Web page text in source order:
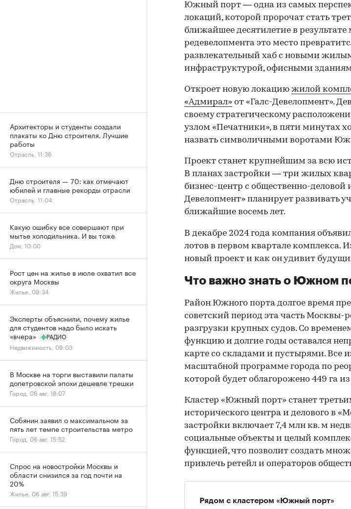
Южный порт — одна из самых
локаций, которой пророчат стать
ближайшее десятилетие в результате
редевелопмента это место
развлекательный хаб с новыми
инфраструктурой, офисными
Откроет новую локацию жилой
«Адмирал» от «Галс-Девелопмент».
своему стратегическому
узлом «Печатники», в пяти минутах
назвать символичными воротами
Проект станет крупнейшим за всю
В планах застройки — три жилых
бизнес-центр с общественно-деловой
Девелопмент» планирует развивать
ближайшие восемь лет.
00:00 / 00:00
В декабре 2024 года компания
лотов в первом квартале комплекса.
новый проект и как он удивит
Что важно знать о Южном
Район Южного порта долгое время
советский период эта часть Москвы-
разгрузки крупных судов. Со
функцию и долгие годы оставался
карте со складами и пустырями. Все
масштабной программе города по
которой будет облагорожено 449 га
Кластер «Южный порт» станет
исторического центра и делового в
застройки включает 7,4 млн кв. м
социальные объекты и целый
функцией, что позволит создать
привлечь ретейл и операторов
Рядом с кластером «Южный порт»
Архитекторы и студенты создали
плакаты ко Дню строителя. Лучшие
работы
Отрасль, 11:36
Дню строителя — 70: как отмечают
юбилей и главные рекорды отрасли
Отрасль, 11:04
Какую ошибку все совершают при
мытье холодильника. И вы тоже
Дом, 10:00
Рост цен на жилье в июле охватил все
округа Москвы
Жилье, 09:34
Эксперты объяснили, почему жилье
для студентов надо было искать
«вчера»
РАДИО
Недвижимость, 09:03
В Москве на торги выставили палаты
допетровской эпохи дешевле трешки
Город, 06 авг, 18:07
Собянин заявил о максимальном за
пять лет темпе строительства метро
Город, 06 авг, 15:52
Спрос на новостройки Москвы и
области снизился за год почти на
20%
Жилье, 06 авг, 15:39